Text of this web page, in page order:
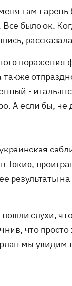
там
было ок.
поражения
также
-
А если бы, не
результаты
слухи, что
что
мы увидим